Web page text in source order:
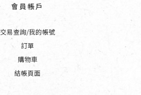
會員帳戶
交易查詢/我的帳號
訂單
購物車
結帳頁面